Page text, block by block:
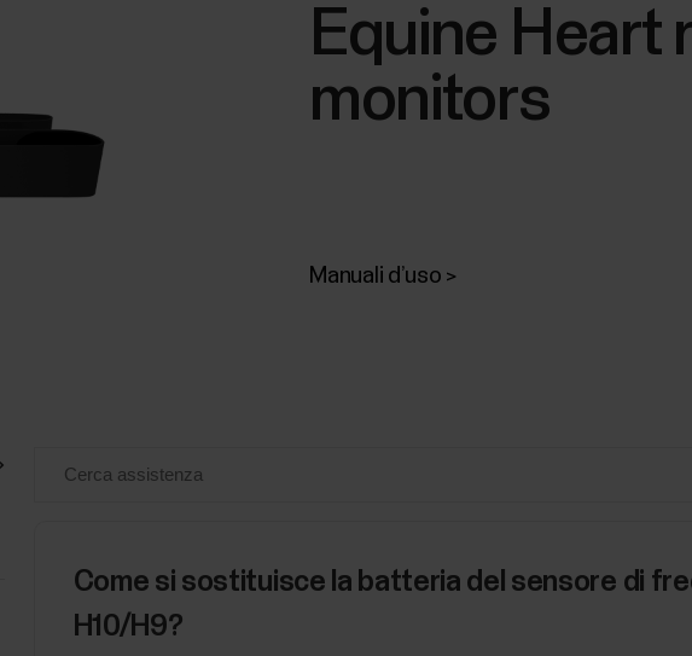
Equine Heart
monitors
Manuali d’uso
Come si sostituisce la batteria del sensore di
H10/H9?